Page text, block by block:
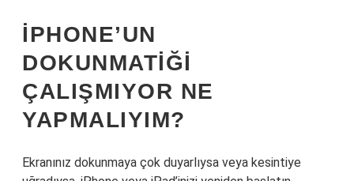
IPHONE’UN
DOKUNMATIĞI
ÇALIŞMIYOR NE
YAPMALIYIM?
Ekranınız dokunmaya çok duyarlıysa veya kesintiye